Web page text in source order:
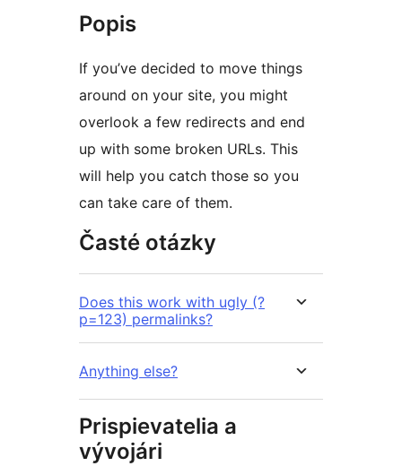
Popis
If you’ve decided to move things
around on your site, you might
overlook a few redirects and end
up with some broken URLs. This
will help you catch those so you
can take care of them.
Časté otázky
Does this work with ugly (?
p=123) permalinks?
Anything else?
Prispievatelia a
vývojári